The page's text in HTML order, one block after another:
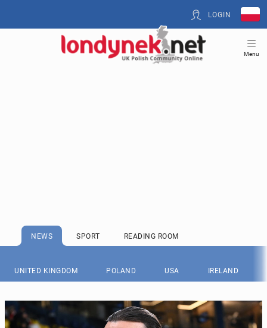
LOGIN
Menu
NEWS SPORT READING ROOM
UNITED KINGDOM POLAND USA IRELAND